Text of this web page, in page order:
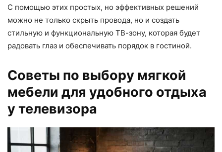
С помощью этих простых, но эффективных решений
можно не только скрыть провода, но и создать
стильную и функциональную ТВ-зону, которая будет
радовать глаз и обеспечивать порядок в гостиной.
Советы по выбору мягкой
мебели для удобного отдыха
у телевизора